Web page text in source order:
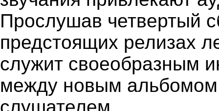
Прослушав четвертый
предстоящих релизах
служит своеобразным
между новым альбомом